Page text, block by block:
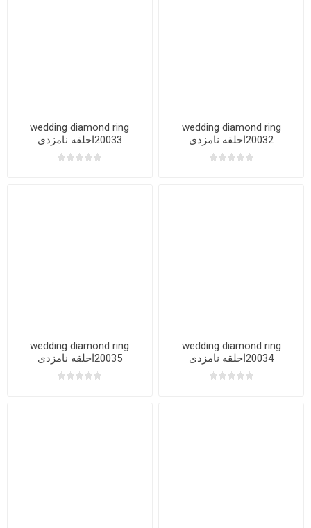
wedding diamond ring
20032احلقه نامزدی
wedding diamond ring
20033احلقه نامزدی
wedding diamond ring
20034احلقه نامزدی
wedding diamond ring
20035احلقه نامزدی